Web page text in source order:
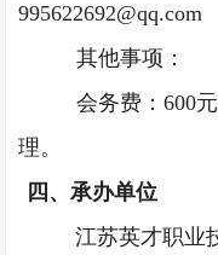
995622692@qq.com
其他事项：
会务费： 600
理。
四、承办单位
江苏英才职业技